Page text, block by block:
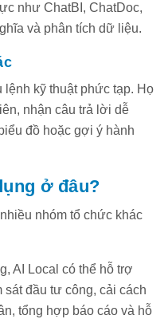
như ChatBI, ChatDoc,
và phân tích dữ liệu.
kỹ thuật phức tạp. Họ
nhận câu trả lời dễ
đồ hoặc gợi ý hành
ở đâu?
nhóm tổ chức khác
AI Local có thể hỗ trợ
sát đầu tư công, cải cách
tổng hợp báo cáo và hỗ